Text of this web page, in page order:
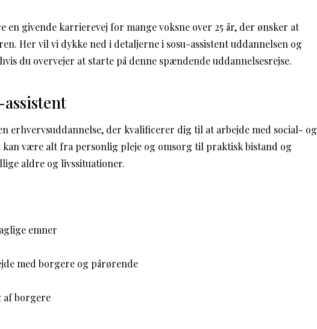
en givende karrierevej for mange voksne over 25 år, der ønsker at
Her vil vi dykke ned i detaljerne i sosu-assistent uddannelsen og
du overvejer at starte på denne spændende uddannelsesrejse.
erhvervsuddannelse, der kvalificerer dig til at arbejde med social- og
kan være alt fra personlig pleje og omsorg til praktisk bistand og
aldre og livssituationer.
emner
med borgere og pårørende
af borgere